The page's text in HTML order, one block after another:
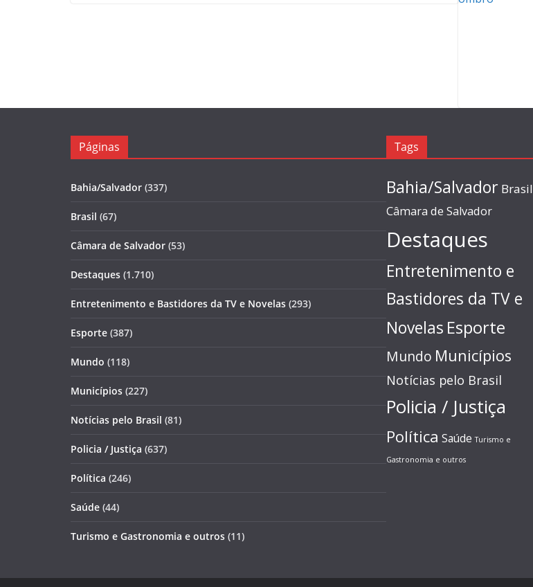
Páginas
Bahia/Salvador (337)
Brasil (67)
Câmara de Salvador (53)
Destaques (1.710)
Entretenimento e Bastidores da TV e Novelas (293)
Esporte (387)
Mundo (118)
Municípios (227)
Notícias pelo Brasil (81)
Policia / Justiça (637)
Política (246)
Saúde (44)
Turismo e Gastronomia e outros (11)
Tags
Bahia/Salvador Brasil
Câmara de Salvador
Destaques
Entretenimento e
Bastidores da TV e
Novelas Esporte
Mundo Municípios
Notícias pelo Brasil
Policia / Justiça
Política Saúde Turismo e
Gastronomia e outros